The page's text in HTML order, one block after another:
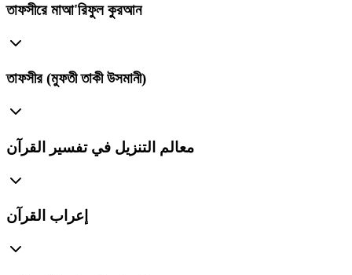
তাফসীরে মাআ'রিফুল কুরআন
তাফসীর (মুফতী তাকী উসমানী)
معالم التنزيل في تفسير القرآن
إعراب القرآن